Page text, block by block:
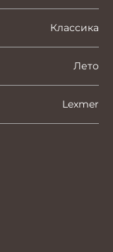
Классика
Лето
Lexmer